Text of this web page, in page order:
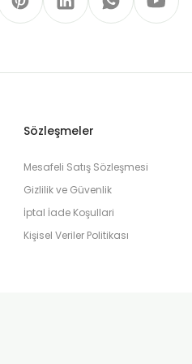
Sözleşmeler
Mesafeli Satış Sözleşmesi
Gizlilik ve Güvenlik
İptal İade Koşullari
Kişisel Veriler Politikası